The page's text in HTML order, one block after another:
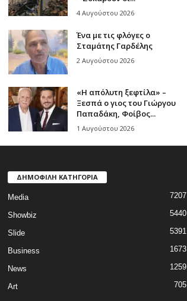
4 Αυγούστου 2026
Ένα με τις φλόγες ο
Σταμάτης Γαρδέλης
2 Αυγούστου 2026
«Η απόλυτη ξεφτίλα» –
Ξεσπά ο γιος του Γιώργου
Παπαδάκη, Φοίβος...
1 Αυγούστου 2026
ΔΗΜΟΦΙΛΗ ΚΑΤΗΓΟΡΙΑ
Media 7207
Showbiz 5440
Slide 5391
Business 1673
News 1259
Art 705